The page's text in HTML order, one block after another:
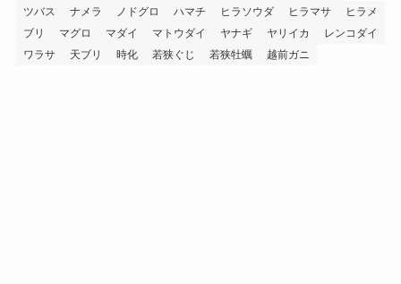
ツバス ナメラ ノドグロ ハマチ ヒラソウダ ヒラマサ
ヒラメ
ブリ
マグロ マダイ マトウダイ ヤナギ ヤリイカ
レンコダイ
ワラサ
天ブリ 時化 若狭ぐじ 若狭牡蠣 越前ガニ